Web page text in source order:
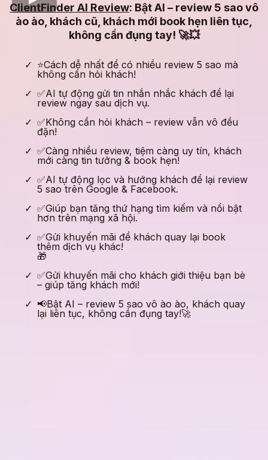
ClientFinder AI Review: Bật AI – review 5 sao vô
ào ào, khách cũ, khách mới book hẹn liên tục,
không cần đụng tay! 🚀💥
⭐Cách dễ nhất để có nhiều review 5 sao mà
không cần hỏi khách!
✅AI tự động gửi tin nhắn nhắc khách để lại
review ngay sau dịch vụ.
✅Không cần hỏi khách – review vẫn vô đều
đặn!
✅Càng nhiều review, tiệm càng uy tín, khách
mới càng tin tưởng & book hẹn!
✅AI tự động lọc và hướng khách để lại review
5 sao trên Google & Facebook.
✅Giúp bạn tăng thứ hạng tìm kiếm và nổi bật
hơn trên mạng xã hội.
✅Gửi khuyến mãi để khách quay lại book
thêm dịch vụ khác!
🎁
✅Gửi khuyến mãi cho khách giới thiệu bạn bè
– giúp tăng khách mới!
📢Bật AI – review 5 sao vô ào ào, khách quay
lại liên tục, không cần đụng tay!🚀